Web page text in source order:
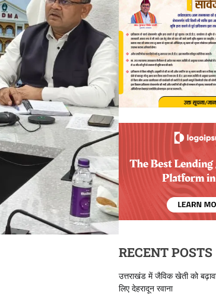
RECENT POSTS
उत्तराखंड में जैविक खेती को
लिए देहरादून रवाना